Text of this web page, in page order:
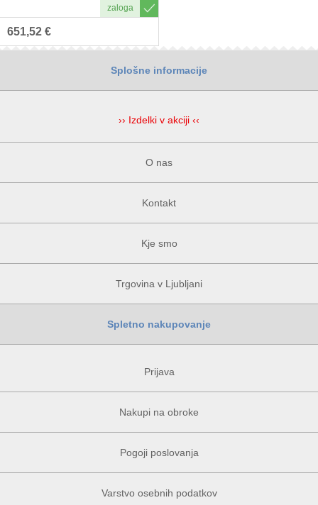
651,52 €
Splošne informacije
›› Izdelki v akciji ‹‹
O nas
Kontakt
Kje smo
Trgovina v Ljubljani
Spletno nakupovanje
Prijava
Nakupi na obroke
Pogoji poslovanja
Varstvo osebnih podatkov